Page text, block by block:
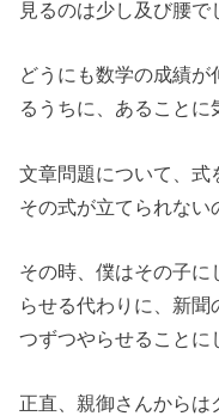
見るのは少し及び腰で
どうにも数学の成績
るうちに、あることに
文章問題について、式
その式が立てられない
その時、僕はその子
らせる代わりに、新
つずつやらせることに
正直、親御さんからは